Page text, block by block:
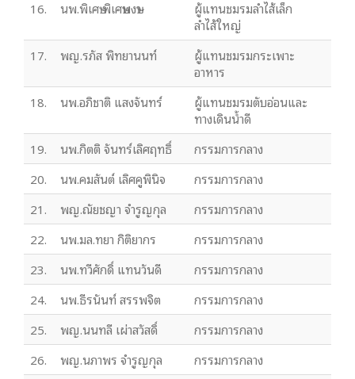
16. นพ.พิเศษ พิเศษพงษา
ผู้แทนชมรมลำไส้เล็ก
ลำไส้ใหญ่
17.
พญ.รภัส พิทยานนท์
ผู้แทนชมรมกระเพาะ
อาหาร
18.
นพ.อภิชาติ แสงจันทร์
ผู้แทนชมรมตับอ่อนและ
ทางเดินน้ำดี
19.
นพ.กิตติ จันทร์เลิศฤทธิ์
กรรมการกลาง
20.
นพ.คมสันต์ เลิศคูพินิจ
กรรมการกลาง
21.
พญ.ณัยชญา จํารูญกุล
กรรมการกลาง
22.
นพ.มล.ทยา กิติยากร
กรรมการกลาง
23.
นพ.ทวีศักดิ์ แทนวันดี
กรรมการกลาง
24.
นพ.ธีรนันท์ สรรพจิต
กรรมการกลาง
25.
พญ.นนทลี เผ่าสวัสดิ์
กรรมการกลาง
26.
พญ.นภาพร จํารูญกุล
กรรมการกลาง